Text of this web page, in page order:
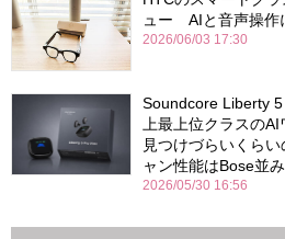
ュー AIと音声操作
2026/06/03 17:30
Soundcore Liberty
上最上位クラスの
見つけづらいくら
ャン性能はBose並み
2026/05/30 16:56